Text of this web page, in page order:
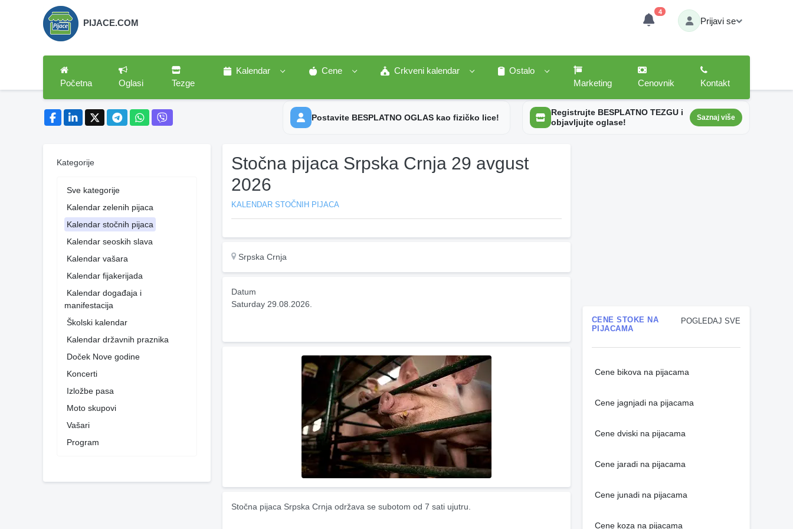
PIJACE.COM
4
Prijavi se
Početna Oglasi Tezge
Kalendar Cene Crkveni kalendar
Ostalo
Marketing
Cenovnik Kontakt
Postavite BESPLATNO OGLAS kao fizičko lice!
Registrujte BESPLATNO TEZGU i
objavljujte oglase!
Saznaj više
Kategorije
Sve kategorije
Kalendar zelenih pijaca
Kalendar stočnih pijaca
Kalendar seoskih slava
Kalendar vašara
Kalendar fijakerijada
Kalendar događaja i
manifestacija
Školski kalendar
Kalendar državnih praznika
Doček Nove godine
Koncerti
Izložbe pasa
Moto skupovi
Vašari
Program
Stočna pijaca Srpska Crnja 29 avgust
2026
KALENDAR STOČNIH PIJACA
Srpska Crnja
Datum
Saturday 29.08.2026.
Stočna pijaca Srpska Crnja održava se subotom od 7 sati ujutru.
POGLEDAJ SVE
CENE STOKE NA
PIJACAMA
Cene bikova na pijacama
Cene jagnjadi na pijacama
Cene dviski na pijacama
Cene jaradi na pijacama
Cene junadi na pijacama
Cene koza na pijacama